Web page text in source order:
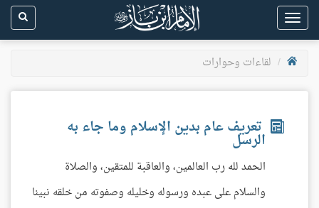
Toggle
navigation
لقاءات وحوارات
تعريف عام بدين الإسلام وما جاء به
الرسل
الحمد لله رب العالمين، والعاقبة للمتقين، والصلاة
والسلام على عبده ورسوله وخليله وصفوته من خلقه نبينا